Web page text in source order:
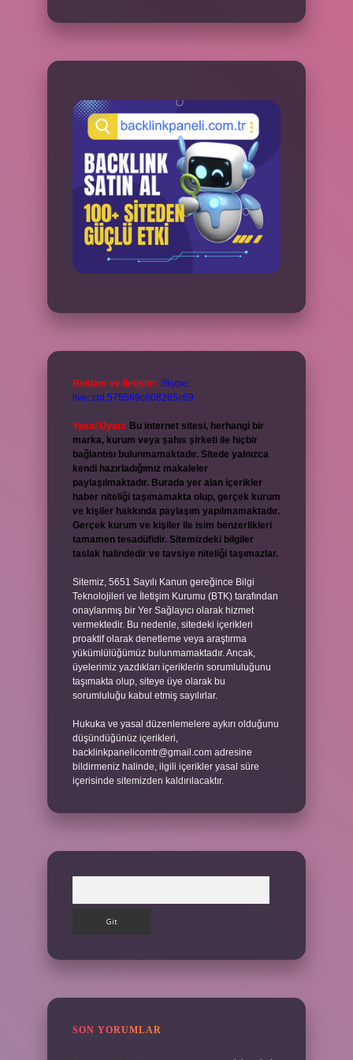
Reklam ve İletişim: Skype:
live:.cid.575569c608265c69
Yasal Uyarı: Bu internet sitesi, herhangi bir
marka, kurum veya şahıs şirketi ile hiçbir
bağlantısı bulunmamaktadır. Sitede yalnızca
kendi hazırladığımız makaleler
paylaşılmaktadır. Burada yer alan içerikler
haber niteliği taşımamakta olup, gerçek kurum
ve kişiler hakkında paylaşım yapılmamaktadır.
Gerçek kurum ve kişiler ile isim benzerlikleri
tamamen tesadüfidir. Sitemizdeki bilgiler
taslak halindedir ve tavsiye niteliği taşımazlar.
Sitemiz, 5651 Sayılı Kanun gereğince Bilgi
Teknolojileri ve İletişim Kurumu (BTK) tarafından
onaylanmış bir Yer Sağlayıcı olarak hizmet
vermektedir. Bu nedenle, sitedeki içerikleri
proaktif olarak denetleme veya araştırma
yükümlülüğümüz bulunmamaktadır. Ancak,
üyelerimiz yazdıkları içeriklerin sorumluluğunu
taşımakta olup, siteye üye olarak bu
sorumluluğu kabul etmiş sayılırlar.
Hukuka ve yasal düzenlemelere aykırı olduğunu
düşündüğünüz içerikleri,
backlinkpanelicomtr@gmail.com adresine
bildirmeniz halinde, ilgili içerikler yasal süre
içerisinde sitemizden kaldırılacaktır.
SON YORUMLAR